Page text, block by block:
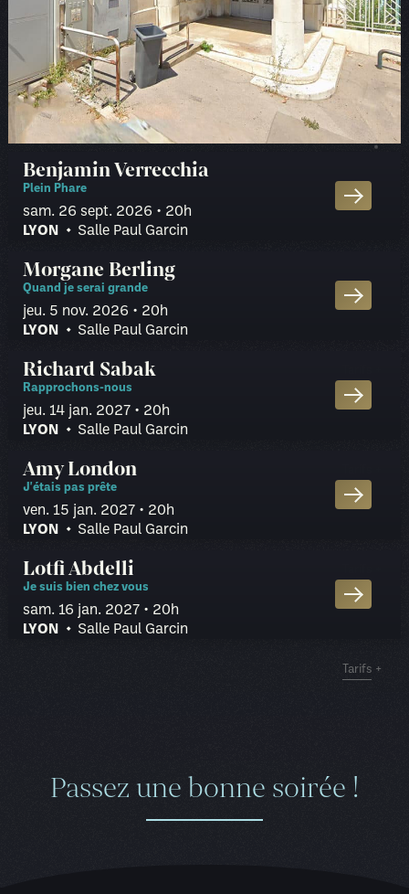
Benjamin Verrecchia
Plein Phare
sam. 26 sept. 2026 • 20h
LYON
Salle Paul Garcin
Unique Assis Libre 27 €
Morgane Berling
Quand je serai grande
jeu. 5 nov. 2026 • 20h
LYON
Salle Paul Garcin
Unique 14 €
Richard Sabak
Rapprochons-nous
jeu. 14 jan. 2027 • 20h
LYON
Salle Paul Garcin
Libre assis 27 € 29 €
Pack 2
spectacles
Pack 3 spectacles
Amy London
J'étais pas prête
ven. 15 jan. 2027 • 20h
LYON
Salle Paul Garcin
Unique Assis Libre 27 € 29 €
Lotfi Abdelli
Je suis bien chez vous
sam. 16 jan. 2027 • 20h
LYON
Salle Paul Garcin
Tarifs
29 €
Passez une bonne soirée !